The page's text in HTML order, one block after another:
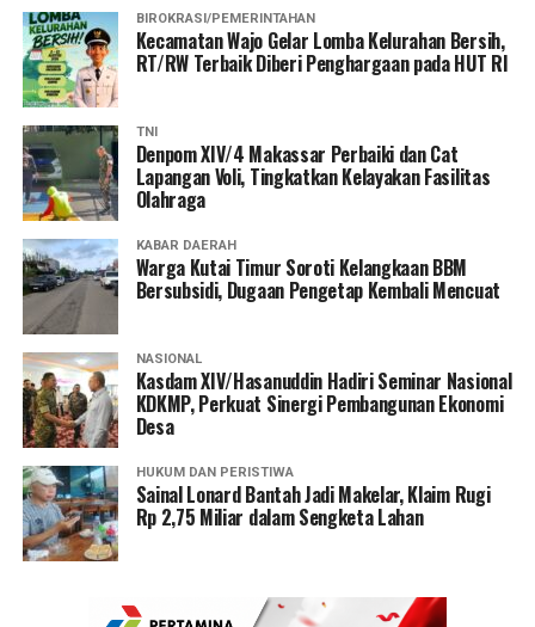
BIROKRASI/PEMERINTAHAN
Kecamatan Wajo Gelar Lomba Kelurahan Bersih,
RT/RW Terbaik Diberi Penghargaan pada HUT RI
TNI
Denpom XIV/4 Makassar Perbaiki dan Cat
Lapangan Voli, Tingkatkan Kelayakan Fasilitas
Olahraga
KABAR DAERAH
Warga Kutai Timur Soroti Kelangkaan BBM
Bersubsidi, Dugaan Pengetap Kembali Mencuat
NASIONAL
Kasdam XIV/Hasanuddin Hadiri Seminar Nasional
KDKMP, Perkuat Sinergi Pembangunan Ekonomi
Desa
HUKUM DAN PERISTIWA
Sainal Lonard Bantah Jadi Makelar, Klaim Rugi
Rp 2,75 Miliar dalam Sengketa Lahan